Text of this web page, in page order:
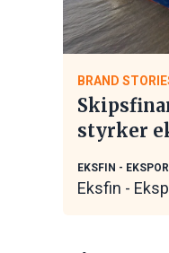
BRAND
styrker
EKSFIN -
Eksfin -